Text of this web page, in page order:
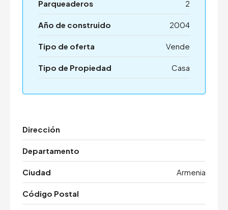
Parqueaderos 2
Año de construido 2004
Tipo de oferta Vende
Tipo de Propiedad Casa
Dirección
Departamento
Ciudad Armenia
Código Postal